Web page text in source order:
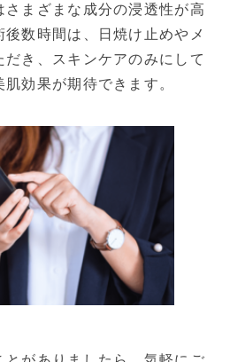
まざまな成分の浸透性が高
後数時間は、日焼け止めやメ
き、スキンケアのみにして
効果が期待できます。